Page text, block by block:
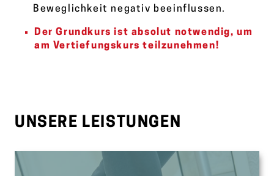
Beweglichkeit negativ beeinflussen.
Der Grundkurs ist absolut notwendig, um
am Vertiefungskurs teilzunehmen!
UNSERE LEISTUNGEN